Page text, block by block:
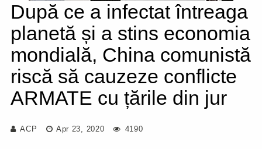
După ce a infectat întreaga
planetă și a stins economia
mondială, China comunistă
riscă să cauzeze conflicte
ARMATE cu țările din jur
ACP Apr 23, 2020 4190